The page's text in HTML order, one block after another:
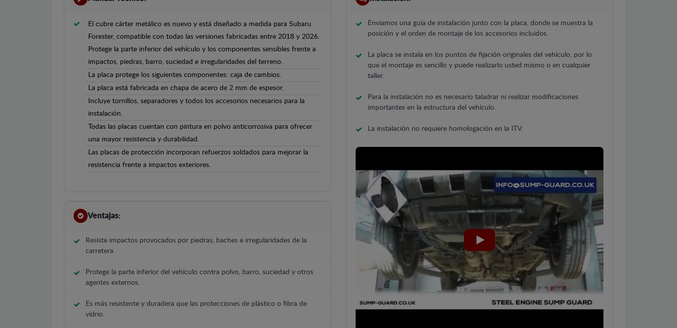
El cubre cárter metálico es nuevo y está diseñado a medida para Subaru
Forester, compatible con todas las versiones fabricadas entre 2018 y 2026.
Protege la parte inferior del vehículo y los componentes sensibles frente a
impactos, piedras, barro, suciedad e irregularidades del terreno.
La placa protege los siguientes componentes: caja de cambios.
La placa está fabricada en chapa de acero de 2 mm de espesor.
Incluye tornillos, separadores y todos los accesorios necesarios para la
instalación.
Todas las placas cuentan con pintura en polvo anticorrosiva para ofrecer
una mayor resistencia y durabilidad.
Las placas de protección incorporan refuerzos soldados para mejorar la
resistencia frente a impactos exteriores.
Ventajas:
Resiste impactos provocados por piedras, baches e irregularidades de la
carretera.
Protege la parte inferior del vehículo contra polvo, barro, suciedad y otros
agentes externos.
Es más resistente y duradera que las protecciones de plástico o fibra de
vidrio.
Enviamos una guía de instalación junto con la placa, donde se muestra la
posición y el orden de montaje de los accesorios incluidos.
La placa se instala en los puntos de fijación originales del vehículo, por lo
que el montaje es sencillo y puede realizarlo usted mismo o en cualquier
taller.
Para la instalación no es necesario taladrar ni realizar modificaciones
importantes en la estructura del vehículo.
La instalación no requiere homologación en la ITV.